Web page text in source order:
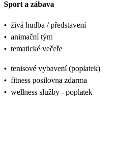
Sport a zábava
• živá hudba / představení
• animační tým
• tematické večeře
• tenisové vybavení (poplatek)
• fitness posilovna zdarma
• wellness služby - poplatek